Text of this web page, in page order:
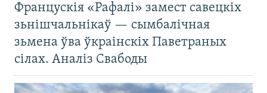
Францускія «Рафалі» замест савецкіх
зьнішчальнікаў — сымбалічная
зьмена ўва ўкраінскіх Паветраных
сілах. Аналіз Свабоды